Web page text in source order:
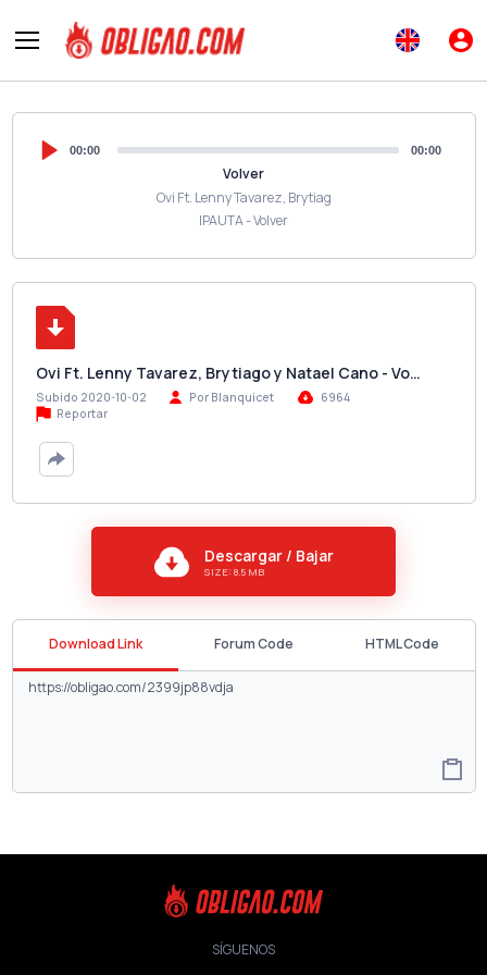
00:00 00:00
Volver
Ovi Ft. Lenny Tavarez, Brytiag
IPAUTA - Volver
Ovi Ft. Lenny Tavarez, Brytiago y Natael Cano - Vo…
Subido 2020-10-02 Por Blanquicet
6964
Reportar
Descargar / Bajar
SIZE: 8.5 MB
Download Link Forum Code HTML Code
SÍGUENOS